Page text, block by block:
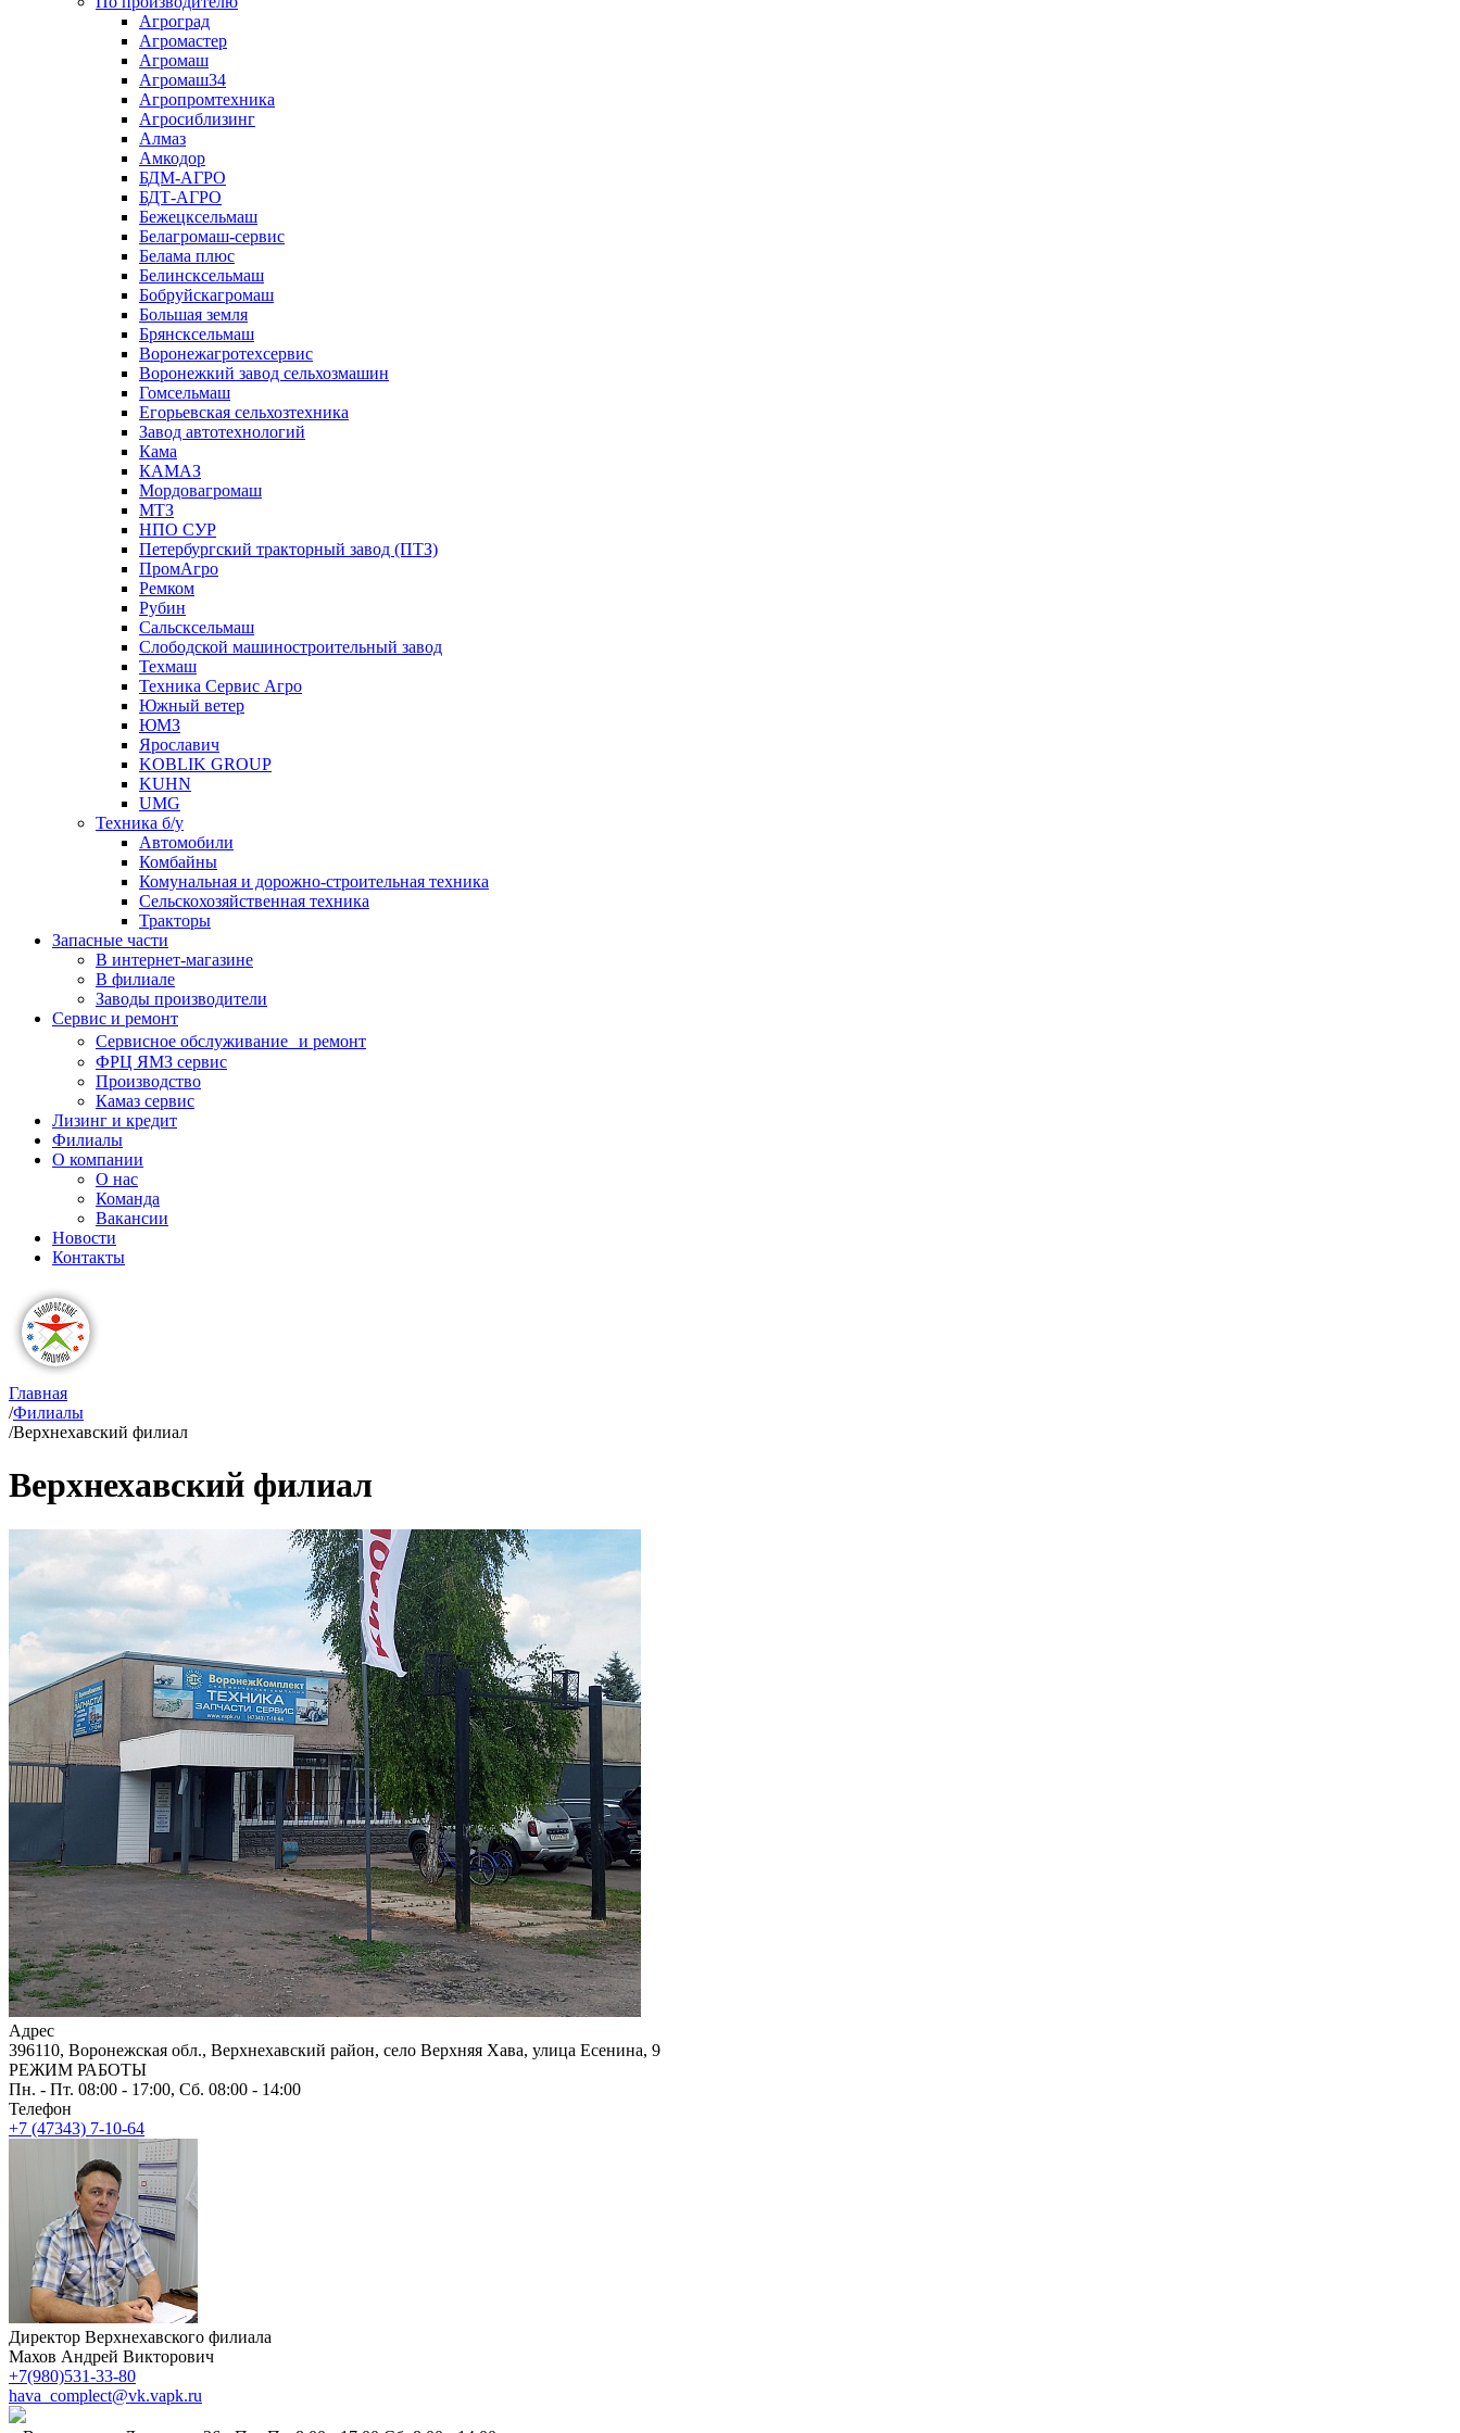
Агроград
Агромастер
Агромаш
Агромаш34
Агропромтехника
Агросиблизинг
Алмаз
Амкодор
БДМ-АГРО
БДТ-АГРО
Бежецксельмаш
Белагромаш-сервис
Белама плюс
Белинсксельмаш
Бобруйскагромаш
Большая земля
Брянсксельмаш
Воронежагротехсервис
Воронежкий завод сельхозмашин
Гомсельмаш
Егорьевская сельхозтехника
Завод автотехнологий
Кама
КАМАЗ
Мордовагромаш
МТЗ
НПО СУР
Петербургский тракторный завод (ПТЗ)
ПромАгро
Ремком
Рубин
Сальскcельмаш
Слободской машиностроительный завод
Техмаш
Техника Сервис Агро
Южный ветер
ЮМЗ
Ярославич
KOBLIK GROUP
KUHN
UMG
Техника б/у
Автомобили
Комбайны
Комунальная и дорожно-строительная техника
Сельскохозяйственная техника
Тракторы
Запасные части
В интернет-магазине
В филиале
Заводы производители
Сервис и ремонт
Сервисное обслуживание и ремонт
ФРЦ ЯМЗ сервис
Производство
Камаз сервис
Лизинг и кредит
Филиалы
О компании
О нас
Команда
Вакансии
Новости
Контакты
Главная
/Филиалы
/Верхнехавский филиал
Верхнехавский филиал
Адрес
396110, Воронежская обл., Верхнехавский район, село Верхняя Хава, улица Есенина, 9
РЕЖИМ РАБОТЫ
Пн. - Пт. 08:00 - 17:00, Сб. 08:00 - 14:00
Телефон
+7 (47343) 7-10-64
Директор Верхнехавского филиала
Махов Андрей Викторович
+7(980)531-33-80
hava_complect@vk.vapk.ru